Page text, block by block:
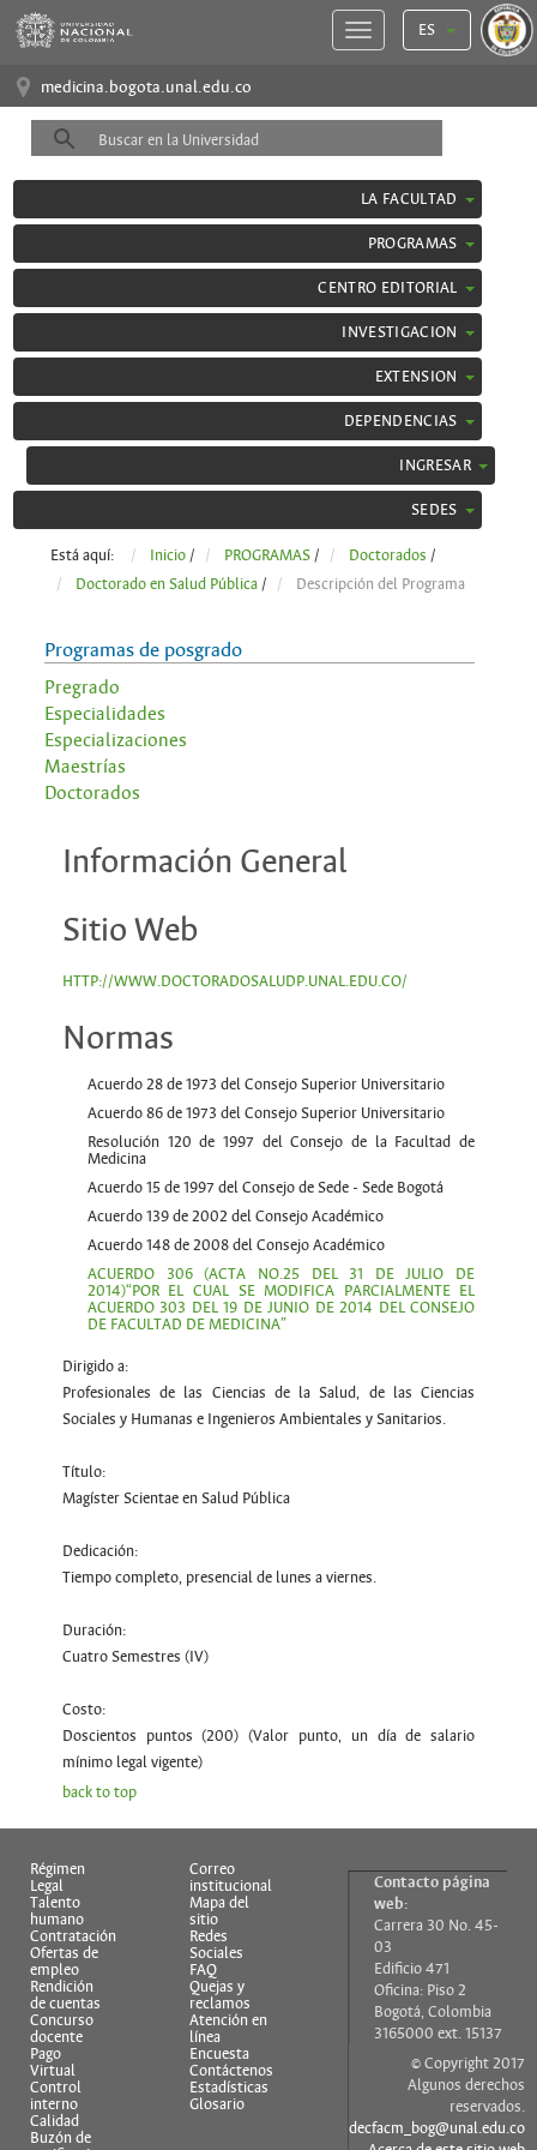
ES
medicina.bogota.unal.edu.co
LA FACULTAD
PROGRAMAS
CENTRO EDITORIAL
INVESTIGACION
EXTENSION
DEPENDENCIAS
INGRESAR
SEDES
Está aquí: Inicio / PROGRAMAS / Doctorados /
Doctorado en Salud Pública / Descripción del Programa
Programas de posgrado
Pregrado
Especialidades
Especializaciones
Maestrías
Doctorados
Información General
Sitio Web
HTTP://WWW.DOCTORADOSALUDP.UNAL.EDU.CO/
Normas
Acuerdo 28 de 1973 del Consejo Superior Universitario
Acuerdo 86 de 1973 del Consejo Superior Universitario
Resolución 120 de 1997 del Consejo de la Facultad de
Medicina
Acuerdo 15 de 1997 del Consejo de Sede - Sede Bogotá
Acuerdo 139 de 2002 del Consejo Académico
Acuerdo 148 de 2008 del Consejo Académico
ACUERDO 306 (ACTA NO.25 DEL 31 DE JULIO DE
2014)“POR EL CUAL SE MODIFICA PARCIALMENTE EL
ACUERDO 303 DEL 19 DE JUNIO DE 2014 DEL CONSEJO
DE FACULTAD DE MEDICINA”
Dirigido a:
Profesionales de las Ciencias de la Salud, de las Ciencias
Sociales y Humanas e Ingenieros Ambientales y Sanitarios.
Título:
Magíster Scientae en Salud Pública
Dedicación:
Tiempo completo, presencial de lunes a viernes.
Duración:
Cuatro Semestres (IV)
Costo:
Doscientos puntos (200) (Valor punto, un día de salario
mínimo legal vigente)
back to top
Régimen
Legal
Talento
humano
Contratación
Ofertas de
empleo
Rendición
de cuentas
Concurso
docente
Pago
Virtual
Control
interno
Calidad
Buzón de
Correo
institucional
Mapa del
sitio
Redes
Sociales
FAQ
Quejas y
reclamos
Atención en
línea
Encuesta
Contáctenos
Estadísticas
Glosario
Contacto página
web:
Carrera 30 No. 45-
03
Edificio 471
Oficina: Piso 2
Bogotá, Colombia
3165000 ext. 15137
© Copyright 2017
Algunos derechos
reservados.
decfacm_bog@unal.edu.co